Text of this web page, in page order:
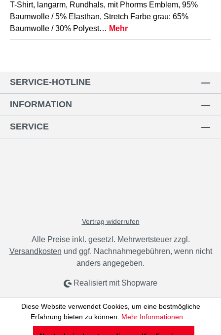
T-Shirt, langarm, Rundhals, mit Phorms Emblem, 95%
Baumwolle / 5% Elasthan, Stretch Farbe grau: 65%
Baumwolle / 30% Polyest… Mehr
SERVICE-HOTLINE
INFORMATION
SERVICE
Vertrag widerrufen
Alle Preise inkl. gesetzl. Mehrwertsteuer zzgl.
Versandkosten und ggf. Nachnahmegebühren, wenn nicht
anders angegeben.
Realisiert mit Shopware
Diese Website verwendet Cookies, um eine bestmögliche
Erfahrung bieten zu können. Mehr Informationen ...